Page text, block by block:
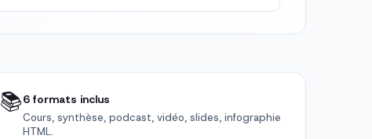
📚6 formats inclus
Cours, synthèse, podcast, vidéo, slides, infographie
HTML.